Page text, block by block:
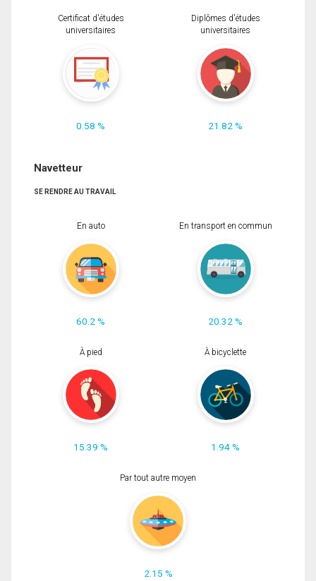
Certificat d'études
universitaires
0.58 %
Diplômes d'études
universitaires
21.82 %
Navetteur
SE RENDRE AU TRAVAIL
En auto
60.2 %
En transport en commun
20.32 %
À pied
15.39 %
À bicyclette
1.94 %
Par tout autre moyen
2.15 %